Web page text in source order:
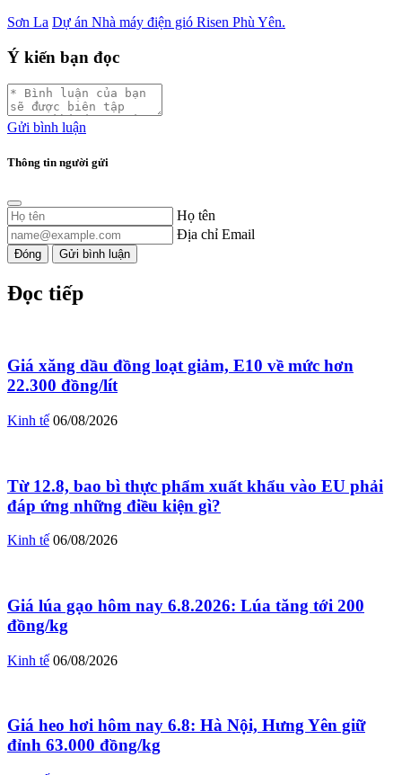
Sơn La Dự án Nhà máy điện gió Risen Phù Yên.
Ý kiến bạn đọc
Gửi bình luận
Thông tin người gửi
Họ tên
Địa chỉ Email
Đóng Gửi bình luận
Đọc tiếp
Giá xăng dầu đồng loạt giảm, E10 về mức hơn
22.300 đồng/lít
Kinh tế 06/08/2026
Từ 12.8, bao bì thực phẩm xuất khẩu vào EU phải
đáp ứng những điều kiện gì?
Kinh tế 06/08/2026
Giá lúa gạo hôm nay 6.8.2026: Lúa tăng tới 200
đồng/kg
Kinh tế 06/08/2026
Giá heo hơi hôm nay 6.8: Hà Nội, Hưng Yên giữ
đỉnh 63.000 đồng/kg